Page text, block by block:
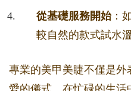
從基礎服務開始：
較自然的款式試水溫
專業的美甲美睫不僅是